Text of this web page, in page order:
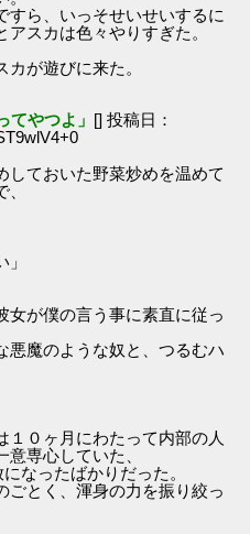
ら、いっそせいせいするに
スカは色々やりすぎた。
が遊びに来た。
てやつよ」 [] 投稿日：
しておいた野菜炒めを温めて
が僕の言う事に素直に従っ
悪魔のような奴と、つるむハ
０ヶ月にわたって内部の人
専心していた、
なったばかりだった。
とく、渾身の力を振り絞っ